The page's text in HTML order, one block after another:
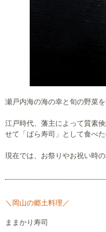
瀬戸内海の海の幸と旬の野菜
江戸時代、藩主によって質素
せて「ばら寿司」として食べ
現在では、お祭りやお祝い時
＼岡山の郷土料理／
ままかり寿司